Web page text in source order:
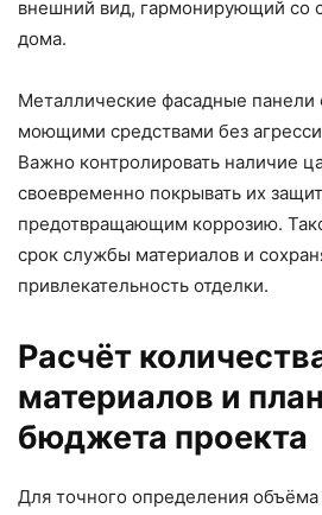
внешний вид, гармонирующий со
дома.
Металлические фасадные
моющими средствами без
Важно контролировать наличие
своевременно покрывать их
предотвращающим коррозию.
срок службы материалов и
привлекательность отделки.
Расчёт
материалов и
бюджета проекта
Для точного определения